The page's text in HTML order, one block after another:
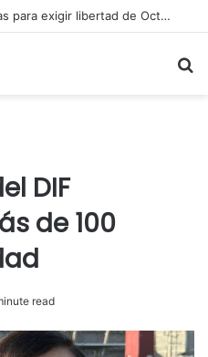
Catean predio en Victoria y aseguran autotanques por presunto huachicol
DIF
de 100
read